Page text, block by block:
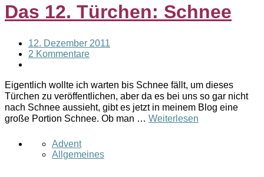
Das 12. Türchen: Schnee
12. Dezember 2011
2 Kommentare
Eigentlich wollte ich warten bis Schnee fällt, um dieses
Türchen zu veröffentlichen, aber da es bei uns so gar nicht
nach Schnee aussieht, gibt es jetzt in meinem Blog eine
große Portion Schnee. Ob man … Weiterlesen
Advent
Allgemeines